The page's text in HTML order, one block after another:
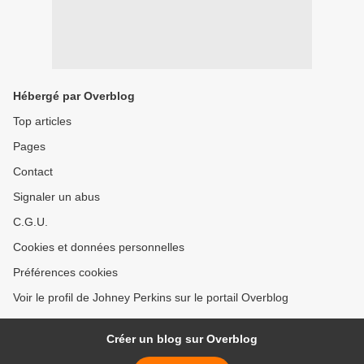
Hébergé par Overblog
Top articles
Pages
Contact
Signaler un abus
C.G.U.
Cookies et données personnelles
Préférences cookies
Voir le profil de Johney Perkins sur le portail Overblog
Créer un blog sur Overblog